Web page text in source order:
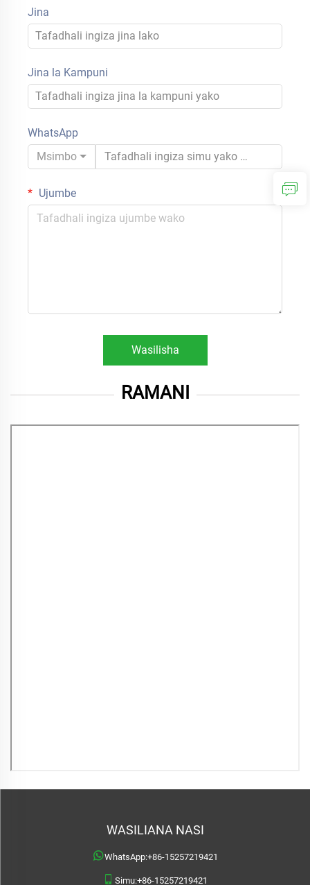
Jina
Jina la Kampuni
WhatsApp
Msimbo
Ujumbe
Wasilisha
RAMANI
WASILIANA NASI
WhatsApp:+86-15257219421
Simu:+86-15257219421